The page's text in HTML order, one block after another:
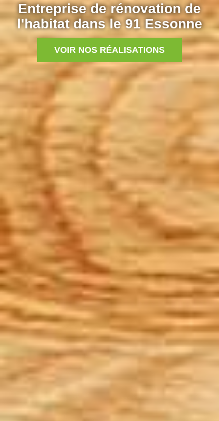
Entreprise de rénovation de
l'habitat dans le 91 Essonne
VOIR NOS RÉALISATIONS